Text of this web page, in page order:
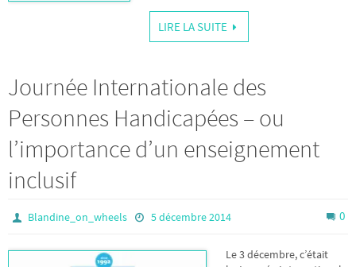
LIRE LA SUITE
Journée Internationale des
Personnes Handicapées – ou
l’importance d’un enseignement
inclusif
Blandine_on_wheels 5 décembre 2014 0
Le 3 décembre, c’était